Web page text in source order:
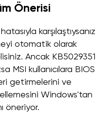
Önerisi
karşılaştıysanız
otomatik olarak
Ancak KB5029351
MSI kullanıcılara BIOS
getirmelerini ve
Windows'tan
öneriyor.